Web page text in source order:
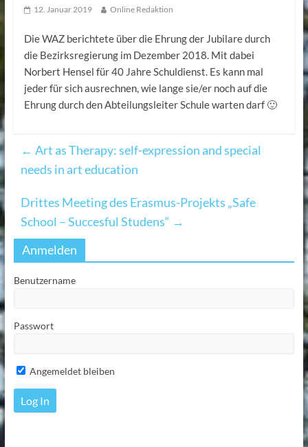
12. Januar 2019 Online Redaktion
Die WAZ berichtete über die Ehrung der Jubilare durch
die Bezirksregierung im Dezember 2018. Mit dabei
Norbert Hensel für 40 Jahre Schuldienst. Es kann mal
jeder für sich ausrechnen, wie lange sie/er noch auf die
Ehrung durch den Abteilungsleiter Schule warten darf 🙂
← Art as Therapy: self-expression and special
needs in art education
Drittes Meeting des Erasmus-Projekts „Safe
School – Succesful Studens“ →
Anmelden
Benutzername
Passwort
Angemeldet bleiben